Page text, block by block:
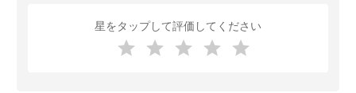
星をタップして評価してください